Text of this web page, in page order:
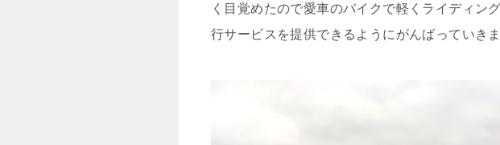
く目覚めたので愛車のバイクで軽くライディン
行サービスを提供できるようにがんばっていき